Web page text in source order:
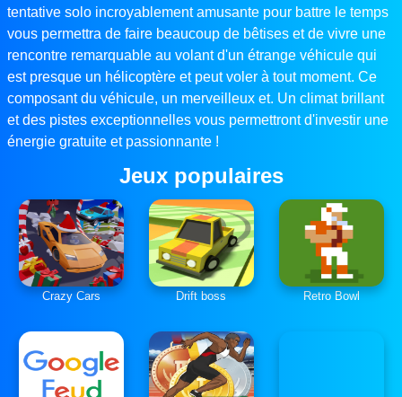
tentative solo incroyablement amusante pour battre le temps
vous permettra de faire beaucoup de bêtises et de vivre une
rencontre remarquable au volant d'un étrange véhicule qui
est presque un hélicoptère et peut voler à tout moment. Ce
composant du véhicule, un merveilleux et. Un climat brillant
et des pistes exceptionnelles vous permettront d'investir une
énergie gratuite et passionnante !
Jeux populaires
Crazy Cars Drift boss Retro Bowl